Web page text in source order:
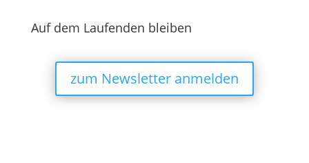
Auf dem Laufenden bleiben
zum Newsletter anmelden